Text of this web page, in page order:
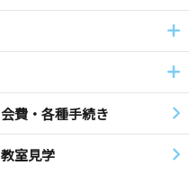
会費・各種手続き
教室見学